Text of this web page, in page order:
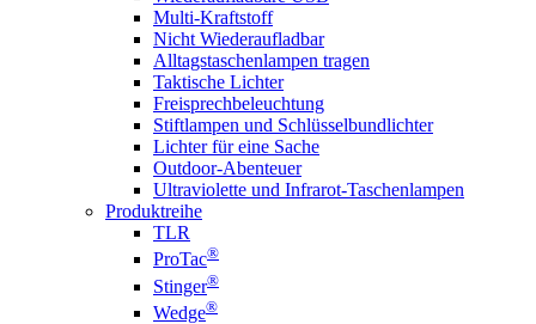
Multi-Kraftstoff
Nicht Wiederaufladbar
Alltagstaschenlampen tragen
Taktische Lichter
Freisprechbeleuchtung
Stiftlampen und Schlüsselbundlichter
Lichter für eine Sache
Outdoor-Abenteuer
Ultraviolette und Infrarot-Taschenlampen
Produktreihe
TLR
ProTac®
Stinger®
Wedge®